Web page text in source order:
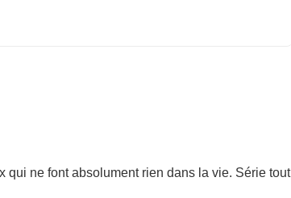
qui ne font absolument rien dans la vie. Série tout